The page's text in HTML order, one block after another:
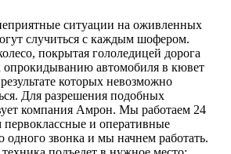
ситуации на оживленных
случиться с каждым шофером.
покрытая гололедицей дорога
опрокидыванию автомобиля в кювет
которых невозможно
Для разрешения подобных
компания Амрон. Мы работаем 24
первоклассные и оперативные
одного звонка и мы начнем работать.